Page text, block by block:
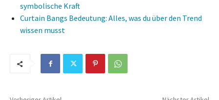
symbolische Kraft
Curtain Bangs Bedeutung: Alles, was du über den Trend
wissen musst